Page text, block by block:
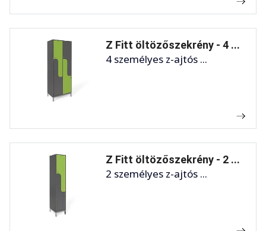
Z Fitt öltözőszekrény - 4 ...
4 személyes z-ajtós ...
Z Fitt öltözőszekrény - 2 ...
2 személyes z-ajtós ...